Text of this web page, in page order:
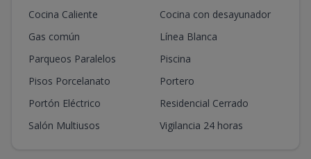
Cocina Caliente
Cocina con desayunador
Gas común
Línea Blanca
Parqueos Paralelos
Piscina
Pisos Porcelanato
Portero
Portón Eléctrico
Residencial Cerrado
Salón Multiusos
Vigilancia 24 horas